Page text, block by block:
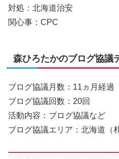
対処：北海道治安
関心事：CPC
森ひろたかのブログ協議
ブログ協議月数：11ヵ月経過
ブログ協議回数：20回
活動内容：ブログ協議など
ブログ協議エリア：北海道（